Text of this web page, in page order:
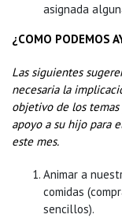
asignada
¿COMO PODEMOS
Las siguientes
necesaria la
objetivo de los
apoyo a su hijo para
este mes.
Animar a
comidas
sencillos).